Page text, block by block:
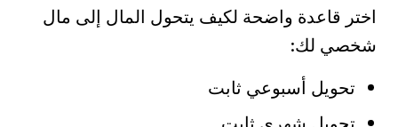
اختر قاعدة واضحة لكيف يتحول المال إلى مال
شخصي لك:
تحويل أسبوعي ثابت